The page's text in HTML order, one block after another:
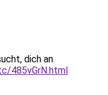
dich an
485vGrN.html